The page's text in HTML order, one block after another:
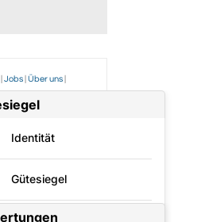
Jobs Über uns